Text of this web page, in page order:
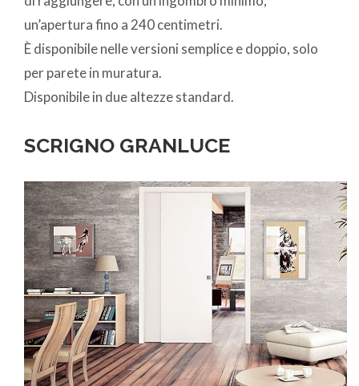
un’apertura fino a 240 centimetri.
È disponibile nelle versioni semplice e doppio, solo
per parete in muratura.
Disponibile in due altezze standard.
SCRIGNO GRANLUCE